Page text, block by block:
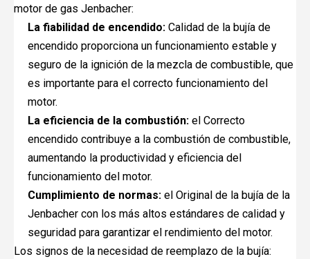
motor de gas Jenbacher:
La fiabilidad de encendido: Calidad de la bujía de
encendido proporciona un funcionamiento estable y
seguro de la ignición de la mezcla de combustible, que
es importante para el correcto funcionamiento del
motor.
La eficiencia de la combustión: el Correcto
encendido contribuye a la combustión de combustible,
aumentando la productividad y eficiencia del
funcionamiento del motor.
Cumplimiento de normas: el Original de la bujía de la
Jenbacher con los más altos estándares de calidad y
seguridad para garantizar el rendimiento del motor.
Los signos de la necesidad de reemplazo de la bujía: